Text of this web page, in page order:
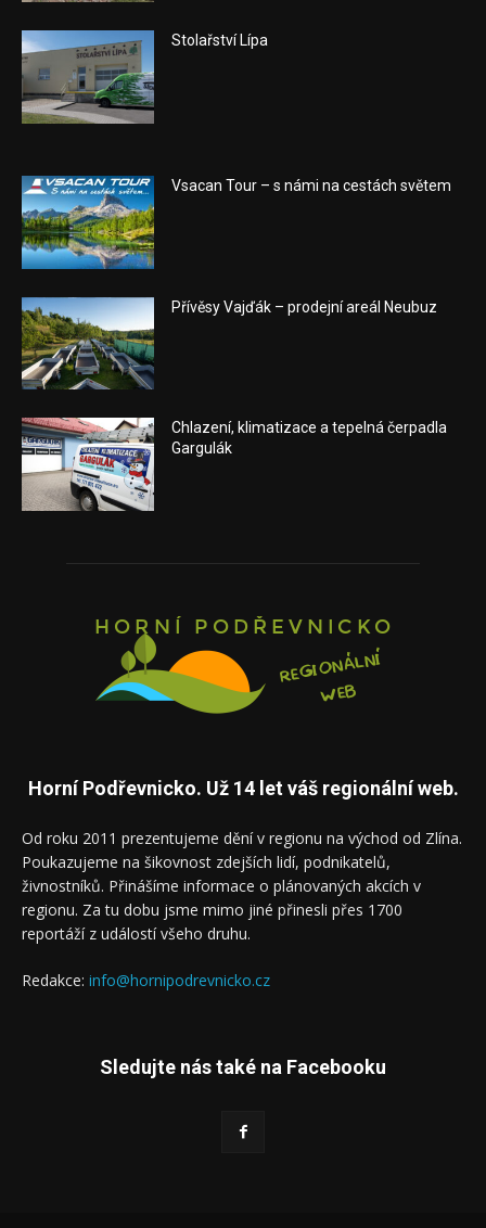
Stolařství Lípa
Vsacan Tour – s námi na cestách světem
Přívěsy Vajďák – prodejní areál Neubuz
Chlazení, klimatizace a tepelná čerpadla
Gargulák
Horní Podřevnicko. Už 14 let váš regionální web.
Od roku 2011 prezentujeme dění v regionu na východ od Zlína.
Poukazujeme na šikovnost zdejších lidí, podnikatelů,
živnostníků. Přinášíme informace o plánovaných akcích v
regionu. Za tu dobu jsme mimo jiné přinesli přes 1700
reportáží z událostí všeho druhu.
Redakce: info@hornipodrevnicko.cz
Sledujte nás také na Facebooku